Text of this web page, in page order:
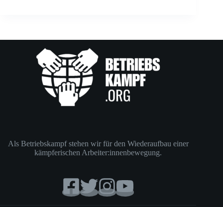
Als Betriebskampf stehen wir für den Wiederaufbau einer
kämpferischen Arbeiter:innenbewegung.